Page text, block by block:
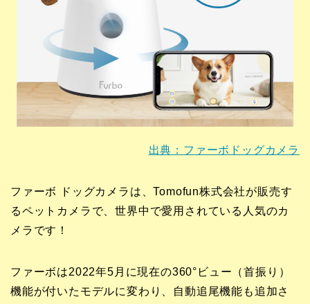
出典：ファーボドッグカメラ
ファーボ ドッグカメラは、Tomofun株式会社が販売す
るペットカメラで、世界中で愛用されている人気のカ
メラです！
ファーボは2022年5月に現在の360°ビュー（首振り）
機能が付いたモデルに変わり、自動追尾機能も追加さ